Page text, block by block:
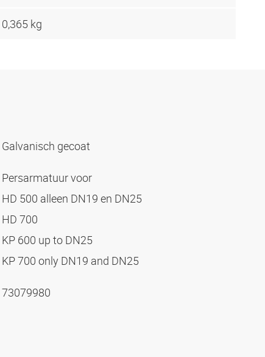
0,365 kg
Galvanisch gecoat
Persarmatuur voor
HD 500 alleen DN19 en DN25
HD 700
KP 600 up to DN25
KP 700 only DN19 and DN25
73079980